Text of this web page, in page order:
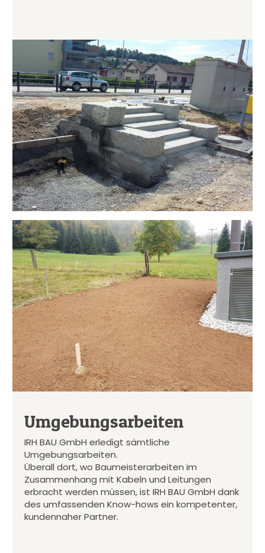
Umgebungsarbeiten
IRH BAU GmbH erledigt sämtliche
Umgebungsarbeiten.
Überall dort, wo Baumeisterarbeiten im
Zusammenhang mit Kabeln und Leitungen
erbracht werden müssen, ist IRH BAU GmbH dank
des umfassenden Know-hows ein kompetenter,
kundennaher Partner.